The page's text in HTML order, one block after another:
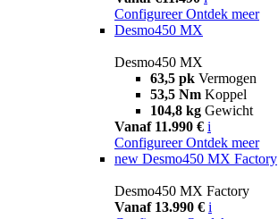
Configureer Ontdek meer
Desmo450 MX
Desmo450 MX
63,5 pk Vermogen
53,5 Nm Koppel
104,8 kg Gewicht
Vanaf 11.990 € i
Configureer Ontdek meer
new Desmo450 MX Factory
Desmo450 MX Factory
Vanaf 13.990 € i